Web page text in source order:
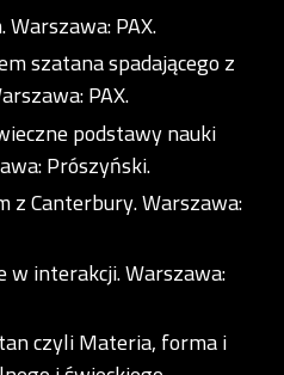
Warszawa: PAX.
szatana spadającego z
PAX.
podstawy nauki
Prószyński.
z Canterbury. Warszawa:
w interakcji. Warszawa:
czyli Materia, forma i